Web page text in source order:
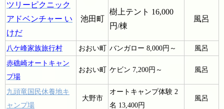
ツリーピクニック
アドベンチャー い
けだ
池田町
樹上テント 16,000
円/棟
風呂
八ケ峰家族旅行村 おおい町 バンガロー 8,000円～
風呂
赤礁崎オートキャン
プ場
おおい町 ケビン 7,200円～ 風呂
九頭竜国民休養地キ
ャンプ場
大野市
オートキャンプ体験 2
名 13,400円
風呂